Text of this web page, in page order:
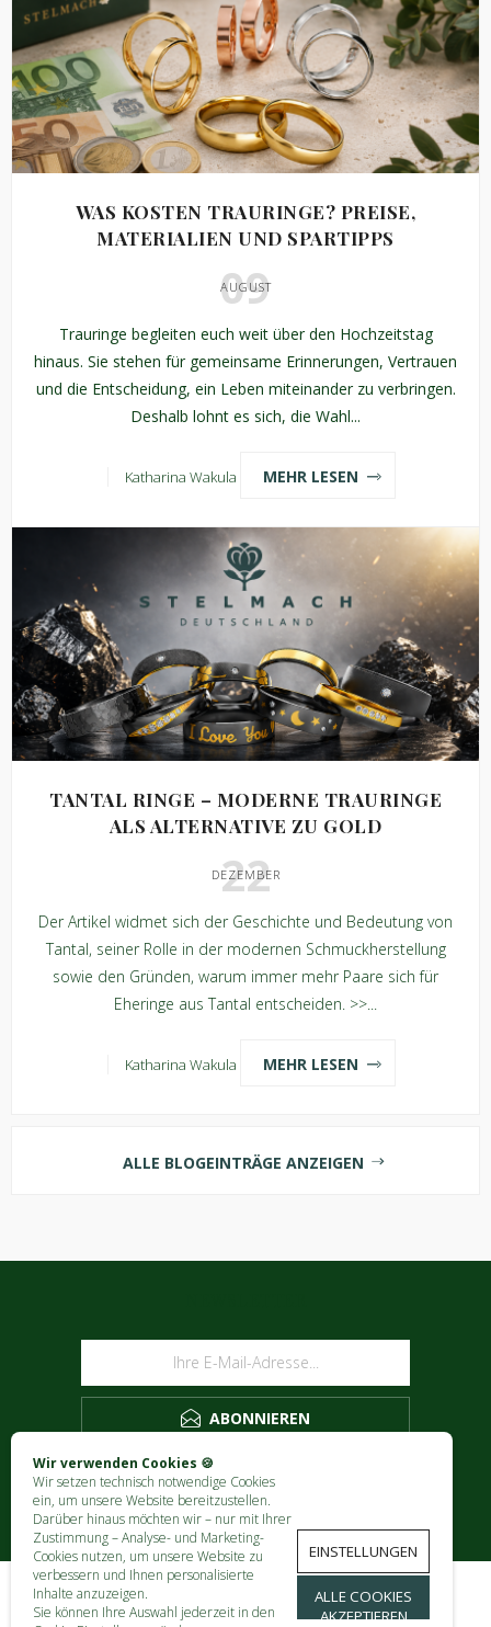
WAS KOSTEN TRAURINGE? PREISE,
MATERIALIEN UND SPARTIPPS
09
AUGUST
Trauringe begleiten euch weit über den Hochzeitstag
hinaus. Sie stehen für gemeinsame Erinnerungen, Vertrauen
und die Entscheidung, ein Leben miteinander zu verbringen.
Deshalb lohnt es sich, die Wahl...
Katharina Wakula MEHR LESEN
TANTAL RINGE – MODERNE TRAURINGE
ALS ALTERNATIVE ZU GOLD
22
DEZEMBER
Der Artikel widmet sich der Geschichte und Bedeutung von
Tantal, seiner Rolle in der modernen Schmuckherstellung
sowie den Gründen, warum immer mehr Paare sich für
Eheringe aus Tantal entscheiden. >>...
Katharina Wakula MEHR LESEN
ALLE BLOGEINTRÄGE ANZEIGEN
Wir verwenden Cookies 🍪
Wir setzen technisch notwendige Cookies
ein, um unsere Website bereitzustellen.
Darüber hinaus möchten wir – nur mit Ihrer
Zustimmung – Analyse- und Marketing-
Cookies nutzen, um unsere Website zu
verbessern und Ihnen personalisierte
Inhalte anzuzeigen.
Sie können Ihre Auswahl jederzeit in den
EINSTELLUNGEN
ALLE COOKIES
AKZEPTIEREN
ABONNIEREN
KONTAKT